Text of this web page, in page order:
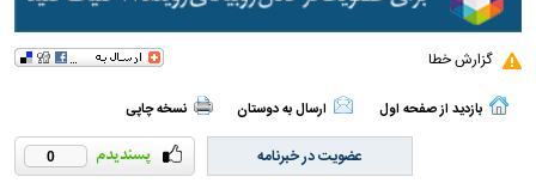
گزارش خطا
بازدید از صفحه اول ارسال به دوستان نسخه چاپی
0 عضویت در خبرنامه